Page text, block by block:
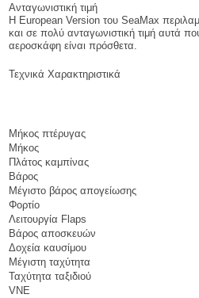
Ανταγωνιστική τιμή
Η European Version του SeaMax
και σε πολύ ανταγωνιστική τιμή αυτά
αεροσκάφη είναι πρόσθετα.
Τεχνικά Χαρακτηριστικά
Μήκος πτέρυγας
Μήκος
Πλάτος καμπίνας
Βάρος
Μέγιστο βάρος απογείωσης
Φορτίο
Λειτουργία Flaps
Βάρος αποσκευών
Δοχεία καυσίμου
Μέγιστη ταχύτητα
Ταχύτητα ταξιδιού
VNE